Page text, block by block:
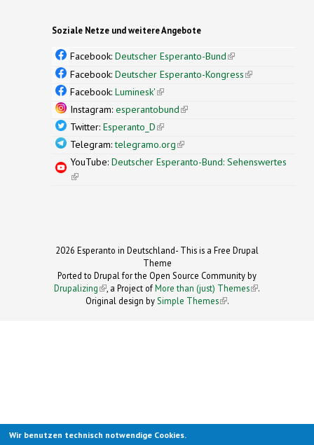
Soziale Netze und weitere Angebote
Facebook: Deutscher Esperanto-Bund(link is
external)
Facebook: Deutscher Esperanto-Kongress(link is
Facebook: Luminesk'(link is external)
Instagram: esperantobund(link is external)
Twitter: Esperanto_D(link is external)
Telegram:telegramo.org(link is external)
YouTube: Deutscher Esperanto-Bund: Sehenswertes
(link is external)
2026 Esperanto in Deutschland- This is a Free Drupal
Theme
Ported to Drupal for the Open Source Community by
Drupalizing(link is external)
, a Project ofMore than (just) Themes (link is
.
Original design by Simple Themes
(link is
.
Wir benutzen technisch notwendige Cookies.